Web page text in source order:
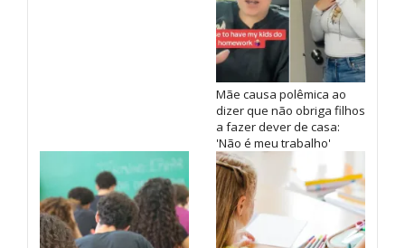
Mãe causa polêmica ao
dizer que não obriga filhos
a fazer dever de casa:
'Não é meu trabalho'